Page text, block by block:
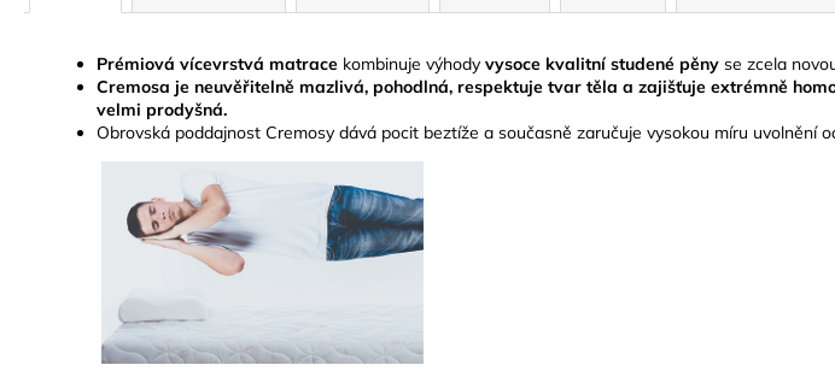
Prémiová vícevrstvá matrace kombinuje výhody vysoce kvalitní studené pěny se zcela
Cremosa je neuvěřitelně mazlivá, pohodlná, respektuje tvar těla a zajišťuje extrémně
velmi prodyšná.
Obrovská poddajnost Cremosy dává pocit beztíže a současně zaručuje vysokou míru uvolnění